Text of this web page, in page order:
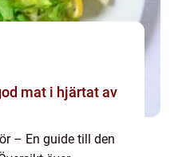
– En guide till den